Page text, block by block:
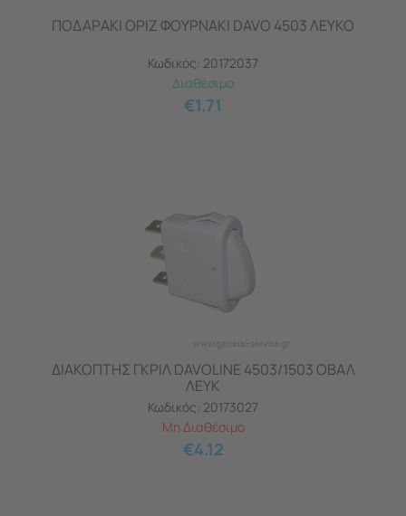
ΠΟΔΑΡΑΚΙ ΟΡΙΖ ΦΟΥΡΝAKI DAVO 4503 ΛΕΥΚΟ
Κωδικός: 20172037
Διαθέσιμο
€1.71
ΔΙΑΚΟΠΤΗΣ ΓΚΡΙΛ DAVOLINE 4503/1503 ΟΒΑΛ
ΛΕΥΚ
Κωδικός: 20173027
Μη Διαθέσιμο
€4.12